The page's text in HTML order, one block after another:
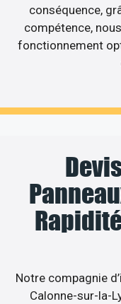
conséquence,
compétence,
fonctionnement
Notre compagnie
Calonne-sur-la-